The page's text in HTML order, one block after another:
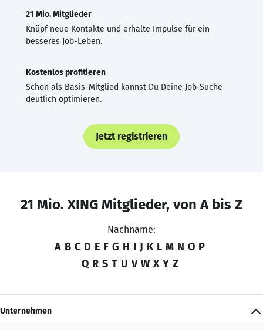
21 Mio. Mitglieder
Knüpf neue Kontakte und erhalte Impulse für ein
besseres Job-Leben.
Kostenlos profitieren
Schon als Basis-Mitglied kannst Du Deine Job-Suche
deutlich optimieren.
Jetzt registrieren
21 Mio. XING Mitglieder, von A bis Z
Nachname:
A B C D E F G H I J K L M N O P
Q R S T U V W X Y Z
Unternehmen